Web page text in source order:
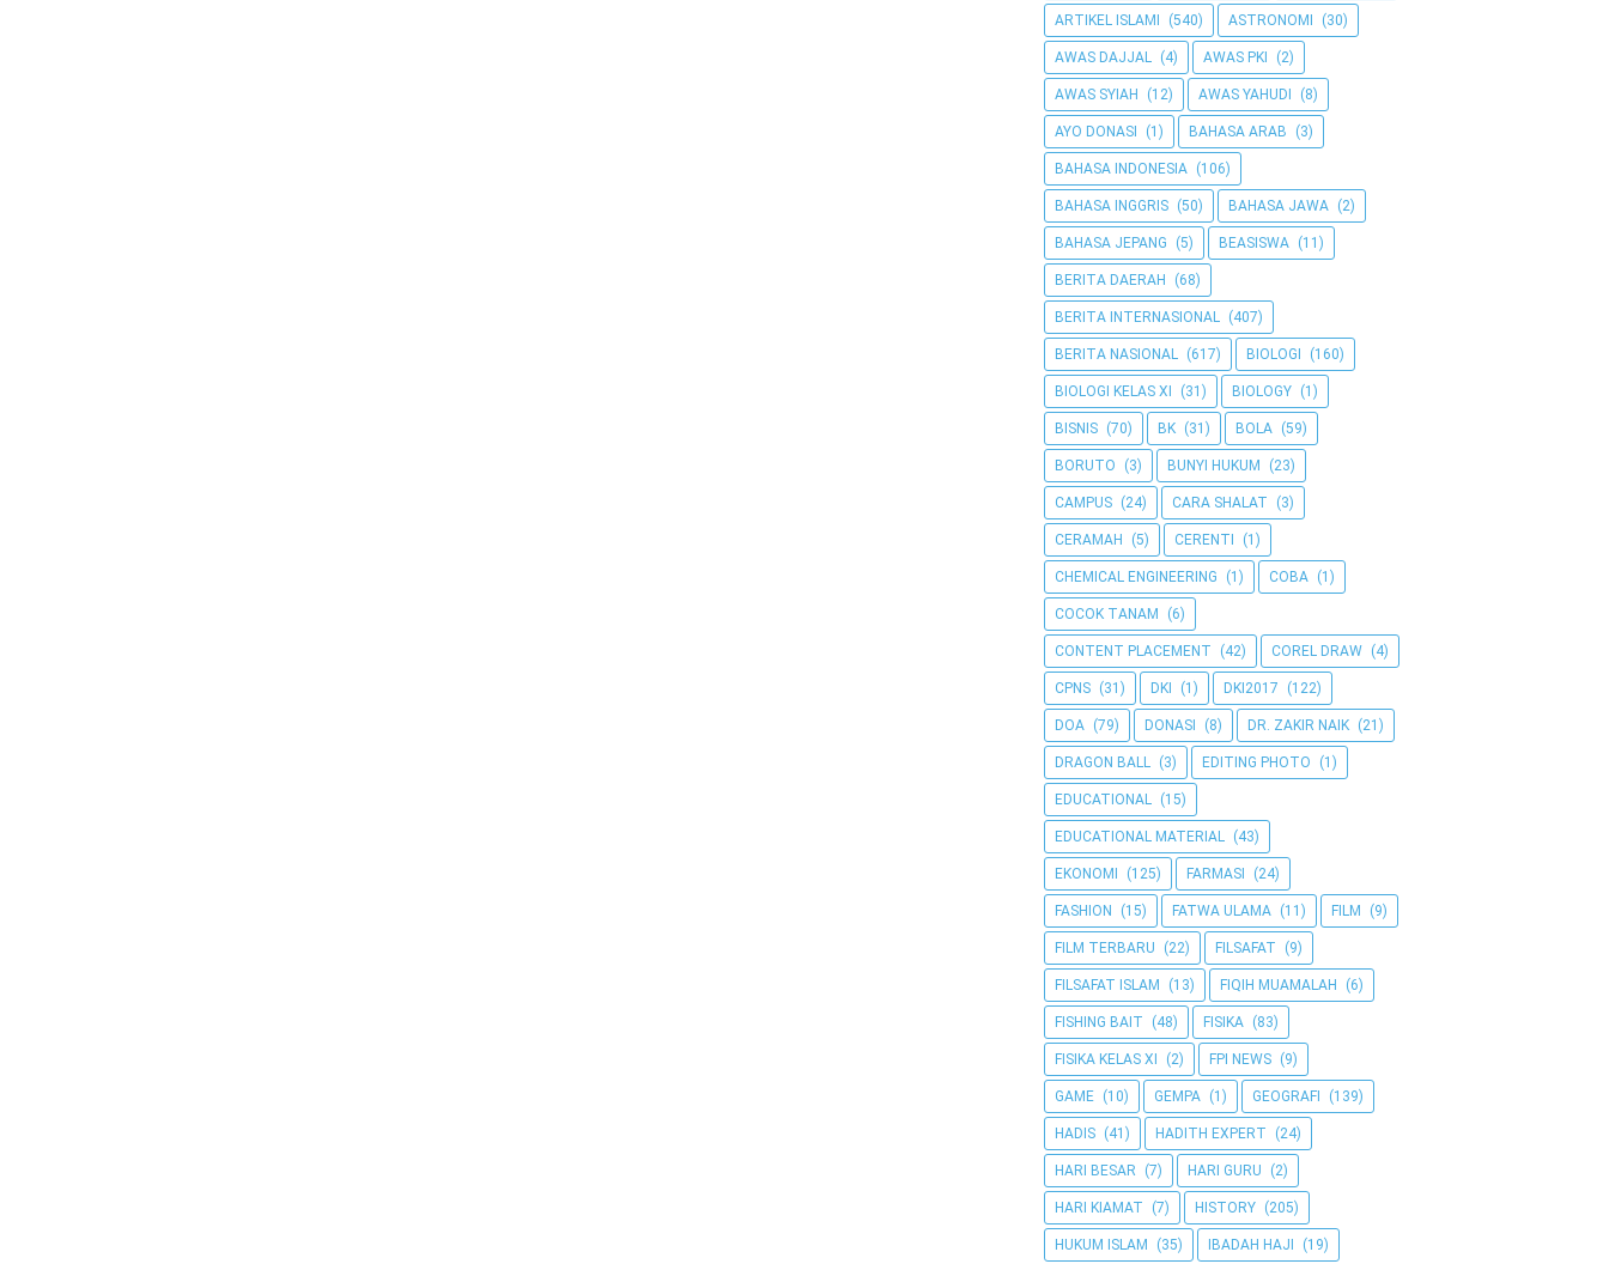
ARTIKEL ISLAMI (540) ASTRONOMI (30)
AWAS DAJJAL (4) AWAS PKI (2)
AWAS SYIAH (12) AWAS YAHUDI (8)
AYO DONASI (1) BAHASA ARAB (3)
BAHASA INDONESIA (106)
BAHASA INGGRIS (50) BAHASA JAWA (2)
BAHASA JEPANG (5) BEASISWA (11)
BERITA DAERAH (68)
BERITA INTERNASIONAL (407)
BERITA NASIONAL (617) BIOLOGI (160)
BIOLOGI KELAS XI (31) BIOLOGY (1)
BISNIS (70) BK (31) BOLA (59)
BORUTO (3) BUNYI HUKUM (23)
CAMPUS (24) CARA SHALAT (3)
CERAMAH (5) CERENTI (1)
CHEMICAL ENGINEERING (1) COBA (1)
COCOK TANAM (6)
CONTENT PLACEMENT (42) COREL DRAW (4)
CPNS (31) DKI (1) DKI2017 (122)
DOA (79) DONASI (8) DR. ZAKIR NAIK (21)
DRAGON BALL (3) EDITING PHOTO (1)
EDUCATIONAL (15)
EDUCATIONAL MATERIAL (43)
EKONOMI (125) FARMASI (24)
FASHION (15) FATWA ULAMA (11) FILM (9)
FILM TERBARU (22) FILSAFAT (9)
FILSAFAT ISLAM (13) FIQIH MUAMALAH (6)
FISHING BAIT (48) FISIKA (83)
FISIKA KELAS XI (2) FPI NEWS (9)
GAME (10) GEMPA (1) GEOGRAFI (139)
HADIS (41) HADITH EXPERT (24)
HARI BESAR (7) HARI GURU (2)
HARI KIAMAT (7) HISTORY (205)
HUKUM ISLAM (35) IBADAH HAJI (19)